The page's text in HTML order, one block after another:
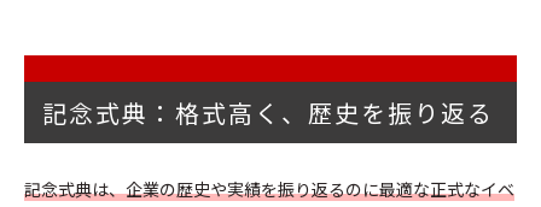
記念式典：格式高く、歴史を振り返る
記念式典は、企業の歴史や実績を振り返るのに最適な正式なイベ